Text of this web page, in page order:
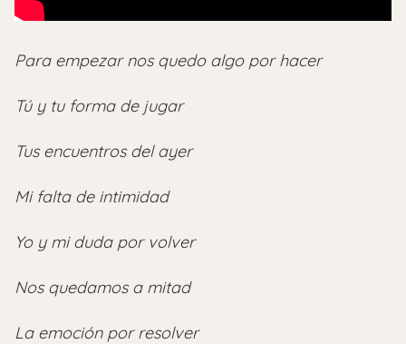
Para empezar nos quedo algo por hacer
Tú y tu forma de jugar
Tus encuentros del ayer
Mi falta de intimidad
Yo y mi duda por volver
Nos quedamos a mitad
La emoción por resolver